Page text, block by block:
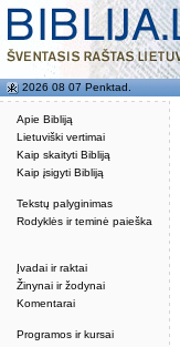
Apie Bibliją
Lietuviški vertimai
Kaip skaityti Bibliją
Kaip įsigyti Bibliją
Tekstų palyginimas
Rodyklės ir teminė paieška
Įvadai ir raktai
Žinynai ir žodynai
Komentarai
Programos ir kursai
2026 08 07 Penktad.